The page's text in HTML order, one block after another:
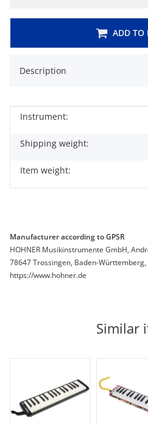
ADD TO
Description
Item information
Value
Instrument:
Shipping weight:
Item weight:
Manufacturer according to GPSR
HOHNER Musikinstrumente GmbH,
78647 Trossingen, Baden-
https://www.hohner.de
Similar